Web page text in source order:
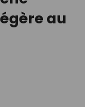
au